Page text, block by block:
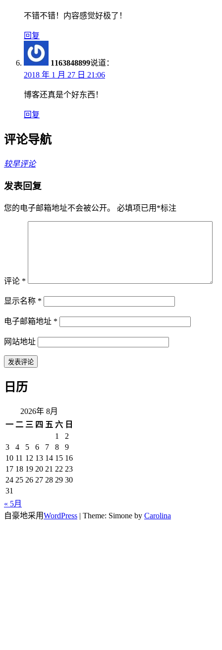
不错不错！内容感觉好极了！
回复
1163848899说道：
2018 年 1 月 27 日 21:06
博客还真是个好东西！
回复
评论导航
较早评论
发表回复
您的电子邮箱地址不会被公开。 必填项已用 *标注
评论 *
显示名称 *
电子邮箱地址 *
网站地址
日历
2026年 8月
一 二 三 四 五 六 日
1
2
3
4 5 6 7 8
9
10 11 12 13 14 15 16
17 18 19 20 21 22 23
24 25 26 27 28 29 30
31
« 5月
自豪地采用WordPress | Theme: Simone by Carolina